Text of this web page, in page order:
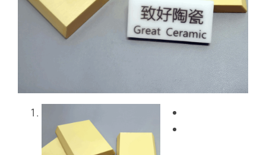
Contattaci
Get Instant Quote